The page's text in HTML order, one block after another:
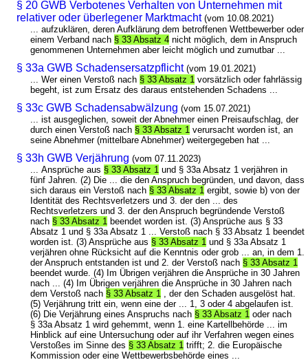
§ 20 GWB Verbotenes Verhalten von Unternehmen mit
relativer oder überlegener Marktmacht (vom 10.08.2021)
... aufzuklären, deren Aufklärung dem betroffenen Wettbewerber oder
einem Verband nach § 33 Absatz 4 nicht möglich, dem in Anspruch
genommenen Unternehmen aber leicht möglich und zumutbar ...
§ 33a GWB Schadensersatzpflicht (vom 19.01.2021)
... Wer einen Verstoß nach § 33 Absatz 1 vorsätzlich oder fahrlässig
begeht, ist zum Ersatz des daraus entstehenden Schadens ...
§ 33c GWB Schadensabwälzung (vom 15.07.2021)
... ist ausgeglichen, soweit der Abnehmer einen Preisaufschlag, der
durch einen Verstoß nach § 33 Absatz 1 verursacht worden ist, an
seine Abnehmer (mittelbare Abnehmer) weitergegeben hat ...
§ 33h GWB Verjährung (vom 07.11.2023)
... Ansprüche aus § 33 Absatz 1 und § 33a Absatz 1 verjähren in
fünf Jahren. (2) Die ... die den Anspruch begründen, und davon, dass
sich daraus ein Verstoß nach § 33 Absatz 1 ergibt, sowie b) von der
Identität des Rechtsverletzers und 3. der den ... des
Rechtsverletzers und 3. der den Anspruch begründende Verstoß
nach § 33 Absatz 1 beendet worden ist. (3) Ansprüche aus § 33
Absatz 1 und § 33a Absatz 1 ... Verstoß nach § 33 Absatz 1 beendet
worden ist. (3) Ansprüche aus § 33 Absatz 1 und § 33a Absatz 1
verjähren ohne Rücksicht auf die Kenntnis oder grob ... an, in dem 1.
der Anspruch entstanden ist und 2. der Verstoß nach § 33 Absatz 1
beendet wurde. (4) Im Übrigen verjähren die Ansprüche in 30 Jahren
nach ... (4) Im Übrigen verjähren die Ansprüche in 30 Jahren nach
dem Verstoß nach § 33 Absatz 1 , der den Schaden ausgelöst hat.
(5) Verjährung tritt ein, wenn eine der ... 1, 3 oder 4 abgelaufen ist.
(6) Die Verjährung eines Anspruchs nach § 33 Absatz 1 oder nach
§ 33a Absatz 1 wird gehemmt, wenn 1. eine Kartellbehörde ... im
Hinblick auf eine Untersuchung oder auf ihr Verfahren wegen eines
Verstoßes im Sinne des § 33 Absatz 1 trifft; 2. die Europäische
Kommission oder eine Wettbewerbsbehörde eines ...